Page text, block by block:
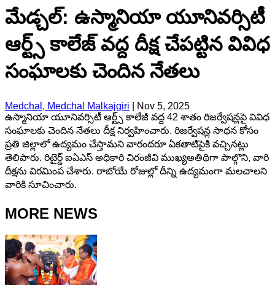
మేడ్చల్: ఉస్మానియా యూనివర్సిటీ
ఆర్ట్స్ కాలేజ్ వద్ద దీక్ష చేపట్టిన వివిధ
సంఘాలకు చెందిన నేతలు
Medchal, Medchal Malkajgiri
Nov 5, 2025
ఉస్మానియా యూనివర్సిటీ ఆర్ట్స్ కాలేజీ వద్ద 42 శాతం రిజర్వేషన్లపై వివిధ
సంఘాలకు చెందిన నేతలు దీక్ష నిర్వహించారు. రిజర్వేషన్ల సాధన కోసం
ప్రతి జిల్లాలో ఉద్యమం చేస్తామని వారందరూ ఏకతాటిపైకి వచ్చినట్లు
తెలిపారు. రిటైర్డ్ ఐఏఎస్ అధికారి చిరంజీవి ముఖ్యఅతిథిగా పాల్గొని, వారి
దీక్షను విరమింప చేశారు. రాబోయే రోజుల్లో దీన్ని ఉద్యమంగా మలచాలని
వారికి సూచించారు.
MORE NEWS